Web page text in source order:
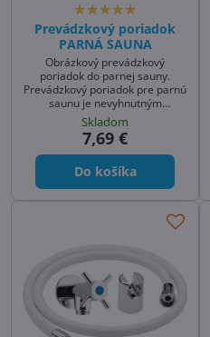
Prevádzkový poriadok
PARNÁ SAUNA
Obrázkový prevádzkový
poriadok do parnej sauny.
Prevádzkový poriadok pre parnú
saunu je nevyhnutným
príslušenstvom pre každú parnú
saunu, zabezpečujúci, že všetci
návštevníci budú dodržiavať
správne postupy a pravidlá.
Tento informačný panel s
jasnými pokynmi zaručuje
bezpečné a efektívne využívanie
parnej sauny, čo je kľúčové pre
zdravotné a relaxačné účinky
Skladom
7,69 €
Do košíka